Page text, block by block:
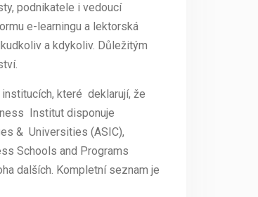
podnikatele i vedoucí
e-learningu a lektorská
a kdykoliv. Důležitým
které deklarují, že
Institut disponuje
& Universities (ASIC),
Schools and Programs
dalších. Kompletní seznam je